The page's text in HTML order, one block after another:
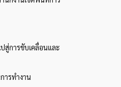
สู่การขับเคลื่อนและ
ารทำงาน